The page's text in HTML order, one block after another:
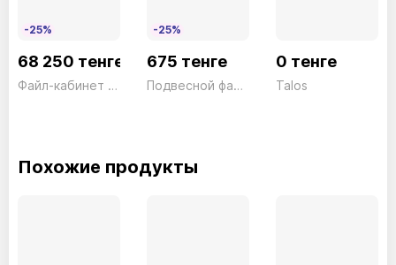
-25%
68 250 тенге
Файл-кабинет 2 ящика FC02 серый President
-25%
675 тенге
Подвесной файл для файл-кабинета Синий A4+ President
0 тенге
Talos
Похожие продукты